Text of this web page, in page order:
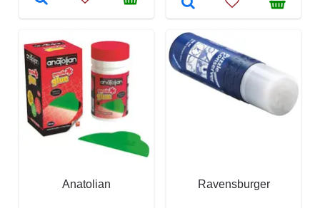
Anatolian Ravensburger